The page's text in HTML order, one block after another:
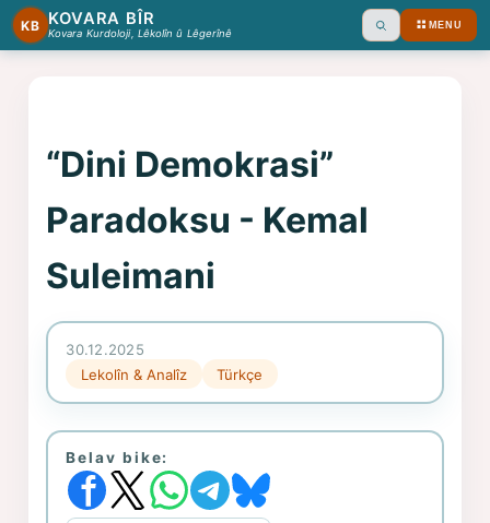
KB KOVARA BÎR
Kovara Kurdoloji, Lêkolîn û Lêgerînê Ara MENU
“Dini Demokrasi”
Paradoksu - Kemal
Suleimani
30.12.2025
Lekolîn & Analîz
Türkçe
Belav bike: